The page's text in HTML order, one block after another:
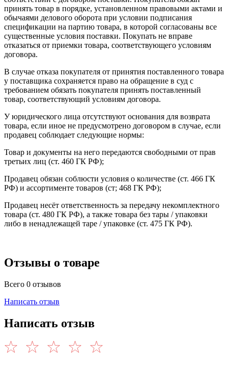
Гарантия
подтверждается соответствующим документом, но
не более 24 месяцев с даты поставки
принять товар в порядке, установленном правовыми актами и
обычаями делового оборота при условии подписания
спецификации на партию товара, в которой согласованы все
существенные условия поставки. Покупать не вправе
отказаться от приемки товара, соответствующего условиям
договора.
В случае отказа покупателя от принятия поставленного товара
у поставщика сохраняется право на обращение в суд с
требованием обязать покупателя принять поставленный
товар, соответствующий условиям договора.
У юридического лица отсутствуют основания для возврата
товара, если иное не предусмотрено договором в случае, если
продавец соблюдает следующие нормы:
Товар и документы на него передаются свободными от прав
третьих лиц (ст. 460 ГК РФ);
Продавец обязан соблюсти условия о количестве (ст. 466 ГК
РФ) и ассортименте товаров (ст; 468 ГК РФ);
Продавец несёт ответственность за передачу некомплектного
товара (ст. 480 ГК РФ), а также товара без тары / упаковки
либо в ненадлежащей таре / упаковке (ст. 475 ГК РФ).
Отзывы о товаре
Всего 0 отзывов
Написать отзыв
Написать отзыв